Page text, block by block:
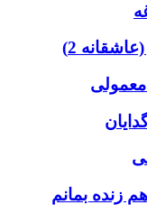
2)
زنده بمانم